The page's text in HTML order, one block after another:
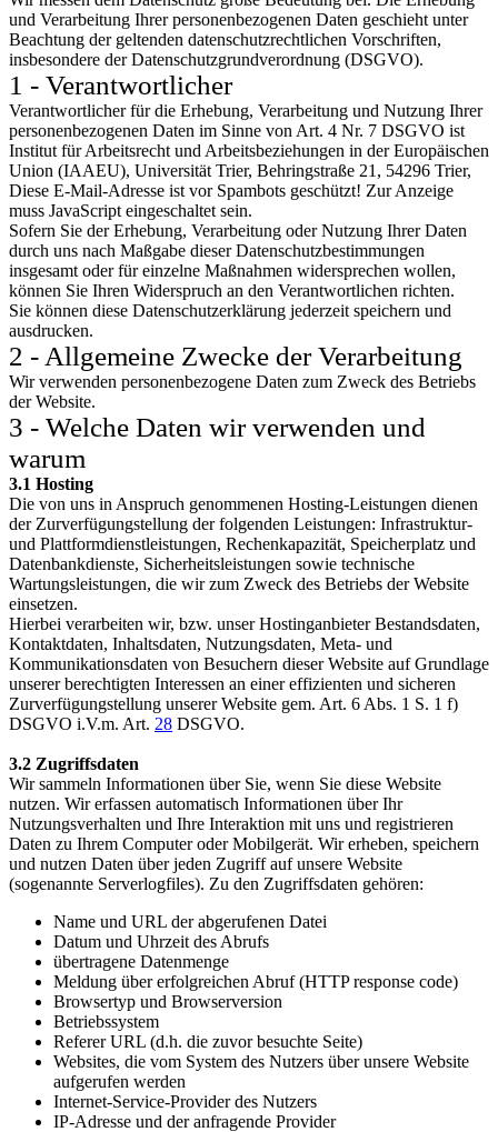
und Verarbeitung Ihrer personenbezogenen Daten geschieht unter
Beachtung der geltenden datenschutzrechtlichen Vorschriften,
insbesondere der Datenschutzgrundverordnung (DSGVO).
1 - Verantwortlicher
Verantwortlicher für die Erhebung, Verarbeitung und Nutzung Ihrer
personenbezogenen Daten im Sinne von Art. 4 Nr. 7 DSGVO ist
Institut für Arbeitsrecht und Arbeitsbeziehungen in der Europäischen
Union (IAAEU), Universität Trier, Behringstraße 21, 54296 Trier,
Diese E-Mail-Adresse ist vor Spambots geschützt! Zur Anzeige
muss JavaScript eingeschaltet sein.
Sofern Sie der Erhebung, Verarbeitung oder Nutzung Ihrer Daten
durch uns nach Maßgabe dieser Datenschutzbestimmungen
insgesamt oder für einzelne Maßnahmen widersprechen wollen,
können Sie Ihren Widerspruch an den Verantwortlichen richten.
Sie können diese Datenschutzerklärung jederzeit speichern und
ausdrucken.
2 - Allgemeine Zwecke der Verarbeitung
Wir verwenden personenbezogene Daten zum Zweck des Betriebs
der Website.
3 - Welche Daten wir verwenden und
warum
3.1 Hosting
Die von uns in Anspruch genommenen Hosting-Leistungen dienen
der Zurverfügungstellung der folgenden Leistungen: Infrastruktur-
und Plattformdienstleistungen, Rechenkapazität, Speicherplatz und
Datenbankdienste, Sicherheitsleistungen sowie technische
Wartungsleistungen, die wir zum Zweck des Betriebs der Website
einsetzen.
Hierbei verarbeiten wir, bzw. unser Hostinganbieter Bestandsdaten,
Kontaktdaten, Inhaltsdaten, Nutzungsdaten, Meta- und
Kommunikationsdaten von Besuchern dieser Website auf Grundlage
unserer berechtigten Interessen an einer effizienten und sicheren
Zurverfügungstellung unserer Website gem. Art. 6 Abs. 1 S. 1 f)
DSGVO i.V.m. Art. 28 DSGVO.
3.2 Zugriffsdaten
Wir sammeln Informationen über Sie, wenn Sie diese Website
nutzen. Wir erfassen automatisch Informationen über Ihr
Nutzungsverhalten und Ihre Interaktion mit uns und registrieren
Daten zu Ihrem Computer oder Mobilgerät. Wir erheben, speichern
und nutzen Daten über jeden Zugriff auf unsere Website
(sogenannte Serverlogfiles). Zu den Zugriffsdaten gehören:
Name und URL der abgerufenen Datei
Datum und Uhrzeit des Abrufs
übertragene Datenmenge
Meldung über erfolgreichen Abruf (HTTP response code)
Browsertyp und Browserversion
Betriebssystem
Referer URL (d.h. die zuvor besuchte Seite)
Websites, die vom System des Nutzers über unsere Website
aufgerufen werden
Internet-Service-Provider des Nutzers
IP-Adresse und der anfragende Provider